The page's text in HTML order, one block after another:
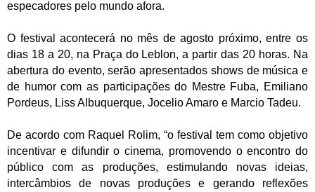
especadores pelo mundo afora.
O festival acontecerá no mês de agosto próximo, entre os
dias 18 a 20, na Praça do Leblon, a partir das 20 horas. Na
abertura do evento, serão apresentados shows de música e
de humor com as participações do Mestre Fuba, Emiliano
Pordeus, Liss Albuquerque, Jocelio Amaro e Marcio Tadeu.
De acordo com Raquel Rolim, “o festival tem como objetivo
incentivar e difundir o cinema, promovendo o encontro do
público com as produções, estimulando novas ideias,
intercâmbios de novas produções e gerando reflexões